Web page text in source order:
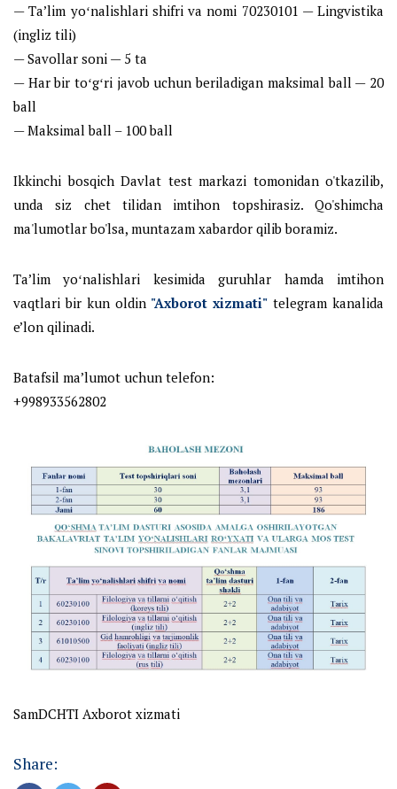
— Ta’lim yoʻnalishlari shifri va nomi 70230101 — Lingvistika
(ingliz tili)
— Savollar soni — 5 ta
— Har bir toʻgʻri javob uchun beriladigan maksimal ball — 20
ball
— Maksimal ball – 100 ball
Ikkinchi bosqich Davlat test markazi tomonidan o'tkazilib,
unda siz chet tilidan imtihon topshirasiz. Qo'shimcha
ma'lumotlar bo'lsa, muntazam xabardor qilib boramiz.
Ta’lim yoʻnalishlari kesimida guruhlar hamda imtihon
vaqtlari bir kun oldin "Axborot xizmati" telegram kanalida
e’lon qilinadi.
Batafsil maʼlumot uchun telefon:
+998933562802
SamDCHTI Axborot xizmati
Share: